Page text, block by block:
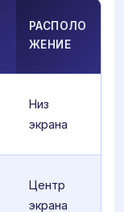
РАСПОЛО
ЖЕНИЕ
Низ
экрана
Центр
экрана